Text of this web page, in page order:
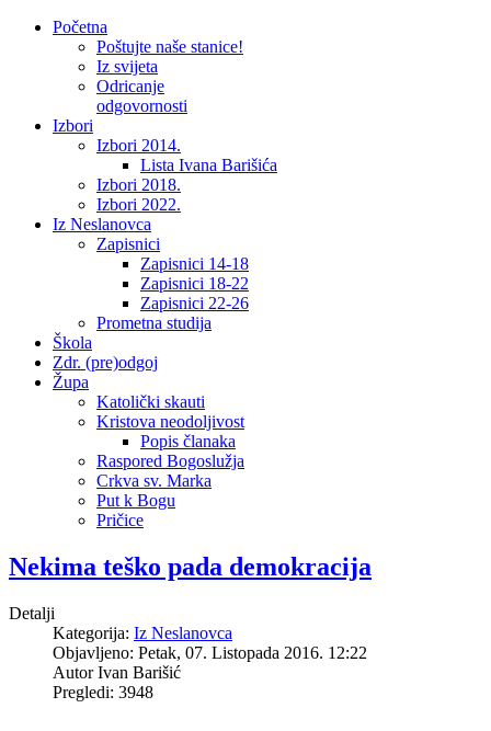
Početna
Poštujte naše stanice!
Iz svijeta
Odricanje
odgovornosti
Izbori
Izbori 2014.
Lista Ivana Barišića
Izbori 2018.
Izbori 2022.
Iz Neslanovca
Zapisnici
Zapisnici 14-18
Zapisnici 18-22
Zapisnici 22-26
Prometna studija
Škola
Zdr. (pre)odgoj
Župa
Katolički skauti
Kristova neodoljivost
Popis članaka
Raspored Bogoslužja
Crkva sv. Marka
Put k Bogu
Pričice
Nekima teško pada demokracija
Detalji
Kategorija: Iz Neslanovca
Objavljeno: Petak, 07. Listopada 2016. 12:22
AutorIvan Barišić
Pregledi: 3948